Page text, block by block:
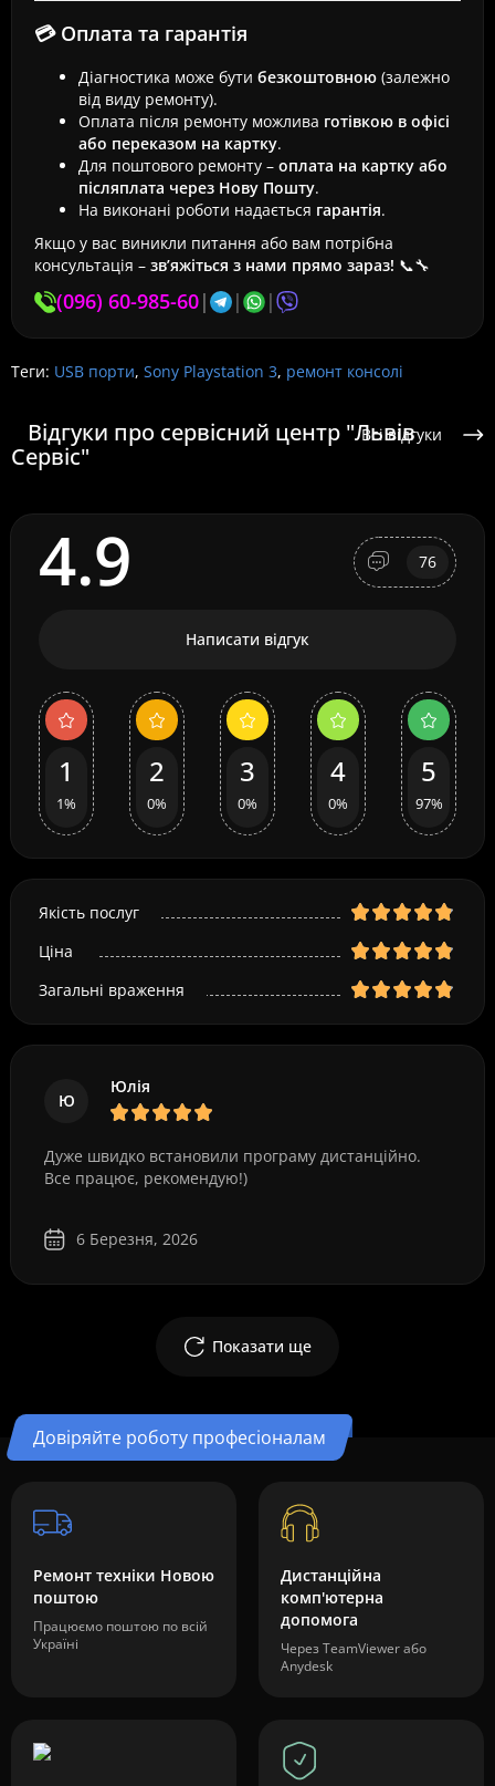
💳 Оплата та гарантія
Діагностика може бути безкоштовною (залежно
від виду ремонту).
Оплата після ремонту можлива готівкою в офісі
або переказом на картку.
Для поштового ремонту – оплата на картку або
післяплата через Нову Пошту.
На виконані роботи надається гарантія.
Якщо у вас виникли питання або вам потрібна
консультація – зв’яжіться з нами прямо зараз! 📞🔧
(096) 60-985-60| | |
Теги: USB порти, Sony Playstation 3, ремонт консолі
Відгуки про сервісний центр "Львів
Сервіс"
Всі відгуки
4.9 76
Написати відгук
1
1%
2
0%
3
0%
4
0%
5
97%
Якість послуг
Ціна
Загальні враження
Ю
Юлія
Дуже швидко встановили програму дистанційно.
Все працює, рекомендую!)
6 Березня, 2026
Показати ще
Довіряйте роботу професіоналам
Ремонт техніки Новою
поштою
Працюємо поштою по всій
Україні
Дистанційна
комп'ютерна
допомога
Через TeamViewer або
Anydesk